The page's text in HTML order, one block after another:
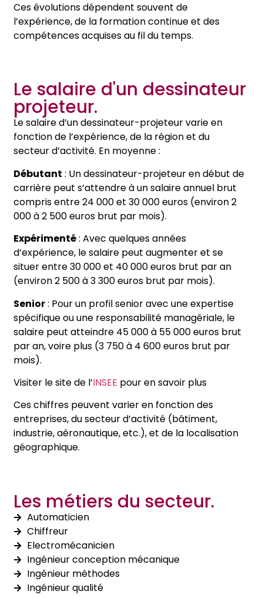
Ces évolutions dépendent souvent de
l’expérience, de la formation continue et des
compétences acquises au fil du temps.
Le salaire d'un dessinateur
projeteur.
Le salaire d’un dessinateur-projeteur varie en
fonction de l’expérience, de la région et du
secteur d’activité. En moyenne :
Débutant : Un dessinateur-projeteur en début de
carrière peut s’attendre à un salaire annuel brut
compris entre 24 000 et 30 000 euros (environ 2
000 à 2 500 euros brut par mois).
Expérimenté: Avec quelques années
d’expérience, le salaire peut augmenter et se
situer entre 30 000 et 40 000 euros brut par an
(environ 2 500 à 3 300 euros brut par mois).
Senior: Pour un profil senior avec une expertise
spécifique ou une responsabilité managériale, le
salaire peut atteindre 45 000 à 55 000 euros brut
par an, voire plus (3 750 à 4 600 euros brut par
mois).
Visiter le site de l’INSEE pour en savoir plus
Ces chiffres peuvent varier en fonction des
entreprises, du secteur d’activité (bâtiment,
industrie, aéronautique, etc.), et de la localisation
géographique.
Les métiers du secteur.
Automaticien
Chiffreur
Electromécanicien
Ingénieur conception mécanique
Ingénieur méthodes
Ingénieur qualité